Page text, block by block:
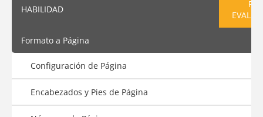
HABILIDAD
Formato a Página
Configuración de Página
Encabezados y Pies de Página